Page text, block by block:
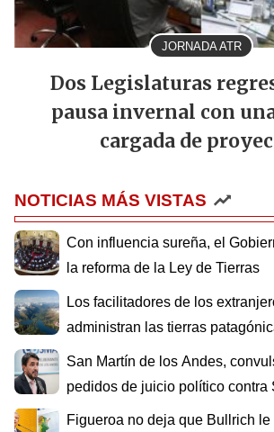
JORNADA ATR
Dos Legislaturas
pausa invernal con
cargada de
NOTICIAS MÁS VISTAS
Con influencia sureña, el
la reforma de la Ley de Tierras
Los facilitadores de los
administran las tierras
San Martín de los Andes,
pedidos de juicio político contra
Figueroa no deja que Bullrich